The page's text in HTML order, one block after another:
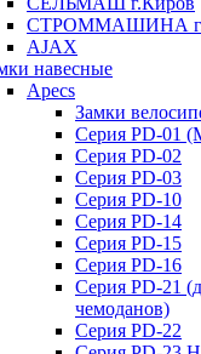
СТРОММАШИНА
AJAX
навесные
Apecs
Замки
Серия PD-01
Серия PD-02
Серия PD-03
Серия PD-10
Серия PD-14
Серия PD-15
Серия PD-16
Серия PD-21
чемоданов)
Серия PD-22